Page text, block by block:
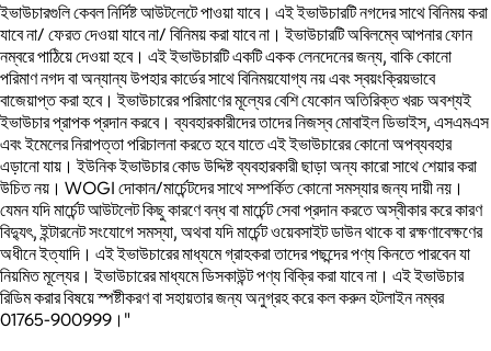
ইভাউচারগুলি কেবল নির্দিষ্ট আউটলেটে পাওয়া যাবে। এই ইভাউচারটি নগদের সাথে বিনিময় করা
যাবে না/ ফেরত দেওয়া যাবে না/ বিনিময় করা যাবে না। ইভাউচারটি অবিলম্বে আপনার ফোন
নম্বরে পাঠিয়ে দেওয়া হবে। এই ইভাউচারটি একটি একক লেনদেনের জন্য, বাকি কোনো
পরিমাণ নগদ বা অন্যান্য উপহার কার্ডের সাথে বিনিময়যোগ্য নয় এবং স্বয়ংক্রিয়ভাবে
বাজেয়াপ্ত করা হবে। ইভাউচারের পরিমাণের মূল্যের বেশি যেকোন অতিরিক্ত খরচ অবশ্যই
ইভাউচার প্রাপক প্রদান করবে। ব্যবহারকারীদের তাদের নিজস্ব মোবাইল ডিভাইস, এসএমএস
এবং ইমেলের নিরাপত্তা পরিচালনা করতে হবে যাতে এই ইভাউচারের কোনো অপব্যবহার
এড়ানো যায়। ইউনিক ইভাউচার কোড উদ্দিষ্ট ব্যবহারকারী ছাড়া অন্য কারো সাথে শেয়ার করা
উচিত নয়। WOGI দোকান/মার্চেন্টদের সাথে সম্পর্কিত কোনো সমস্যার জন্য দায়ী নয়।
যেমন যদি মার্চেন্ট আউটলেট কিছু কারণে বন্ধ বা মার্চেন্ট সেবা প্রদান করতে অস্বীকার করে কারণ
বিদ্যুৎ, ইন্টারনেট সংযোগে সমস্যা, অথবা যদি মার্চেন্ট ওয়েবসাইট ডাউন থাকে বা রক্ষণাবেক্ষণের
অধীনে ইত্যাদি। এই ইভাউচারের মাধ্যমে গ্রাহকরা তাদের পছন্দের পণ্য কিনতে পারবেন যা
নিয়মিত মূল্যের। ইভাউচারের মাধ্যমে ডিসকাউন্ট পণ্য বিক্রি করা যাবে না। এই ইভাউচার
রিডিম করার বিষয়ে স্পষ্টীকরণ বা সহায়তার জন্য অনুগ্রহ করে কল করুন হটলাইন নম্বর
01765-900999।"